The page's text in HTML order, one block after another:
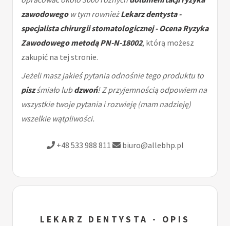
zawodowegow tym rownieżLekarz dentysta -
specjalista chirurgii stomatologicznej - Ocena Ryzyka
Zawodowego metodą PN-N-18002, którą możesz
zakupić na tej stronie.
Jeżeli masz jakieś pytania odnośnie tego produktu to
piszśmiało lubdzwoń! Z przyjemnością odpowiem na
wszystkie twoje pytania i rozwieję (mam nadzieję)
wszelkie wątpliwości.
+48 533 988 811 biuro@allebhp.pl
LEKARZ DENTYSTA - OPIS